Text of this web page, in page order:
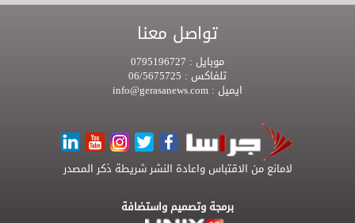
تواصل معنا
موبايل :
تلفاكس :
ايميل :
لامانع من الاقتباس واعادة النشر شريطة ذكر المصدر
برمجة وتصميم واستضافة